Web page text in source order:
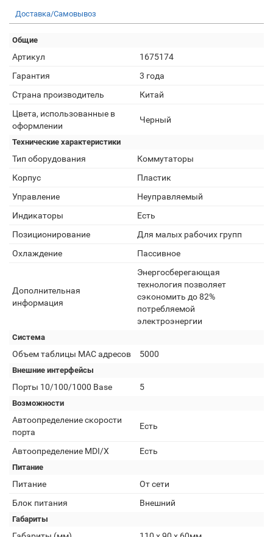
Доставка/Самовывоз
Общие
Артикул
1675174
Гарантия
3 года
Страна производитель
Китай
Цвета, использованные в
оформлении
Черный
Технические характеристики
Тип оборудования
Коммутаторы
Корпус
Пластик
Управление
Неуправляемый
Индикаторы
Есть
Позиционирование
Для малых рабочих групп
Охлаждение
Пассивное
Дополнительная
информация
Энергосберегающая
технология позволяет
сэкономить до 82%
потребляемой
электроэнергии
Система
Объем таблицы MAC адресов 5000
Внешние интерфейсы
Порты 10/100/1000 Base 5
Возможности
Автоопределение скорости
порта
Есть
Автоопределение MDI/X Есть
Питание
Питание
От сети
Блок питания
Внешний
Габариты